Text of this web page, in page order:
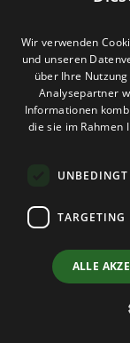
rely
225
position,
Wir verwenden
und unseren
über Ihre
Analysepartner
Informationen
die sie im Rahmen
UNBEDINGT
TARGETING
ALLE